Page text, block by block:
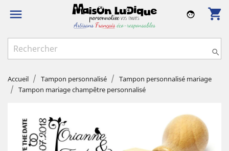
 shopping_cart
face

Accueil Tampon personnalisé
Tampon personnalisé mariage
Tampon mariage champêtre personnalisé